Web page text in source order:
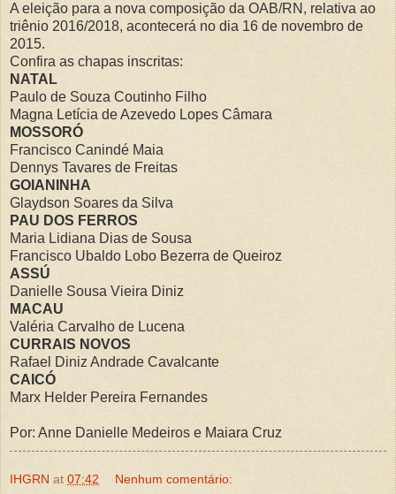
A eleição para a nova composição da OAB/RN, relativa ao
triênio 2016/2018, acontecerá no dia 16 de novembro de
2015.
Confira as chapas inscritas:
NATAL
Paulo de Souza Coutinho Filho
Magna Letícia de Azevedo Lopes Câmara
MOSSORÓ
Francisco Canindé Maia
Dennys Tavares de Freitas
GOIANINHA
Glaydson Soares da Silva
PAU DOS FERROS
Maria Lidiana Dias de Sousa
Francisco Ubaldo Lobo Bezerra de Queiroz
ASSÚ
Danielle Sousa Vieira Diniz
MACAU
Valéria Carvalho de Lucena
CURRAIS NOVOS
Rafael Diniz Andrade Cavalcante
CAICÓ
Marx Helder Pereira Fernandes
Por: Anne Danielle Medeiros e Maiara Cruz
IHGRN at 07:42 Nenhum comentário: